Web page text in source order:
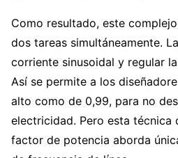
Como resultado, este
dos tareas simultáneamente.
corriente sinusoidal y regular
Así se permite a los
alto como de 0,99, para no
electricidad. Pero esta técnica
factor de potencia aborda